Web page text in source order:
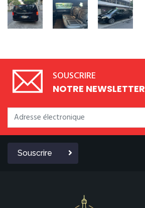
SOUSCRIRE
NOTRE NEWSLETTER
Souscrire